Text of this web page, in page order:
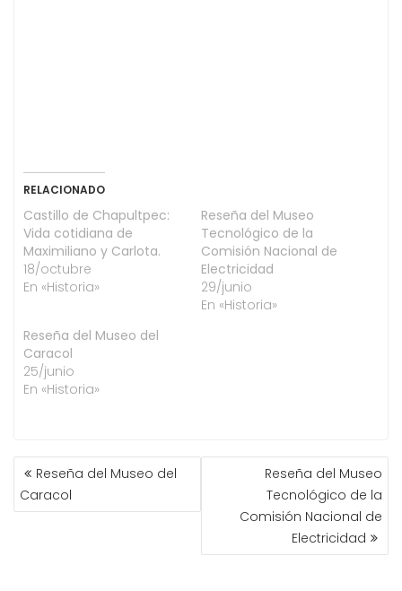
RELACIONADO
Castillo de Chapultpec:
Vida cotidiana de
Maximiliano y Carlota.
18/octubre
En «Historia»
Reseña del Museo
Tecnológico de la
Comisión Nacional de
Electricidad
29/junio
En «Historia»
Reseña del Museo del
Caracol
25/junio
En «Historia»
NAVEGACIÓN
DE
ENTRADAS
Reseña del Museo del
Caracol
Reseña del Museo
Tecnológico de la
Comisión Nacional de
Electricidad